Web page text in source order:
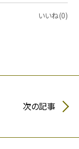
いいね(0)
次の記事